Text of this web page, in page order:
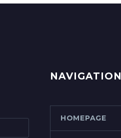
NAVIGATION
HOMEPAGE